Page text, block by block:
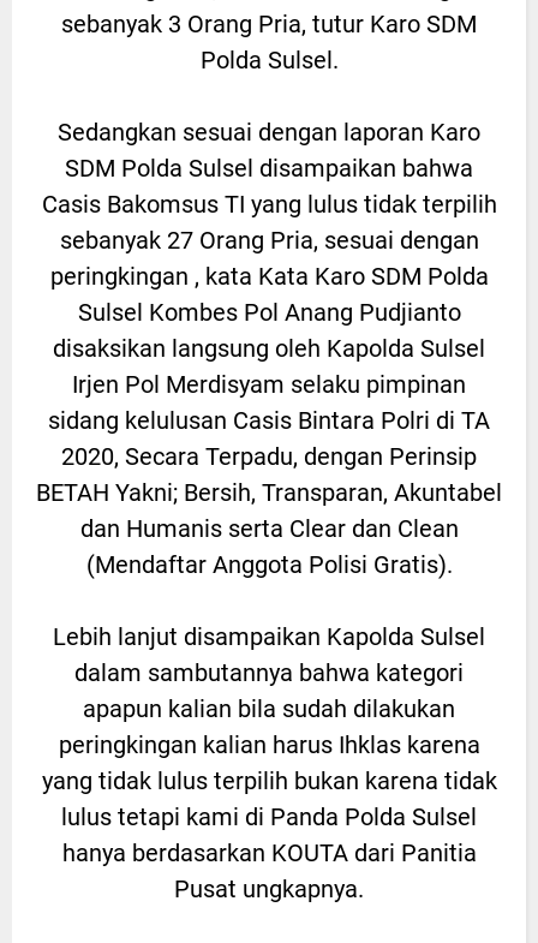
sebanyak 3 Orang Pria, tutur Karo SDM
Polda Sulsel.
Sedangkan sesuai dengan laporan Karo
SDM Polda Sulsel disampaikan bahwa
Casis Bakomsus TI yang lulus tidak terpilih
sebanyak 27 Orang Pria, sesuai dengan
peringkingan , kata Kata Karo SDM Polda
Sulsel Kombes Pol Anang Pudjianto
disaksikan langsung oleh Kapolda Sulsel
Irjen Pol Merdisyam selaku pimpinan
sidang kelulusan Casis Bintara Polri di TA
2020, Secara Terpadu, dengan Perinsip
BETAH Yakni; Bersih, Transparan, Akuntabel
dan Humanis serta Clear dan Clean
(Mendaftar Anggota Polisi Gratis).
Lebih lanjut disampaikan Kapolda Sulsel
dalam sambutannya bahwa kategori
apapun kalian bila sudah dilakukan
peringkingan kalian harus Ihklas karena
yang tidak lulus terpilih bukan karena tidak
lulus tetapi kami di Panda Polda Sulsel
hanya berdasarkan KOUTA dari Panitia
Pusat ungkapnya.